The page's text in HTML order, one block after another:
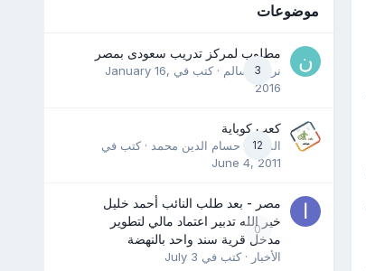
موضوعات
3
مطلوب لمركز تدريب سعودى بمصر
نرمين سالم · كتب في January 16,
2016
12
كعب كوباية
المدرب حسام الدين محمد · كتب في
June 4, 2011
0
مصر - بعد طلب النائب أحمد خليل
خير الله تدبير اعتماد مالي لتطوير
مدخل قرية سند واحد بالنهضة
الأخبار · كتب في July 3